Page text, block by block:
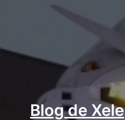
Blog de Xele